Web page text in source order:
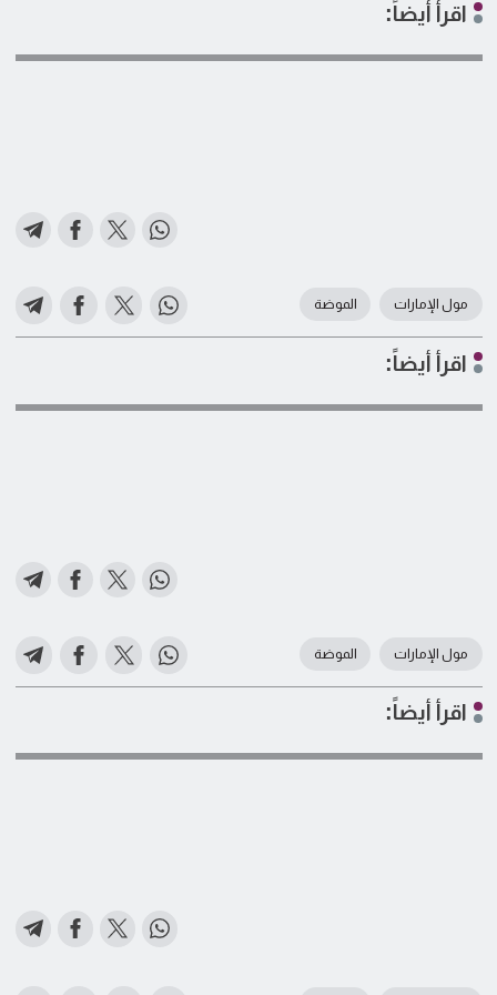
اقرأ أيضاً:
مول الإمارات الموضة
اقرأ أيضاً:
مول الإمارات الموضة
اقرأ أيضاً: